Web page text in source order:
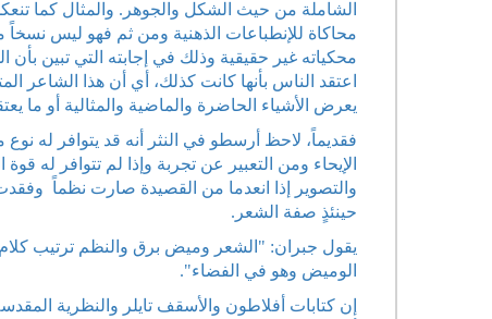
الشاملة من حيث الشكل والجوهر. والمثال كما
محاكاة للإنطباعات الذهنية ومن ثم فهو ليس نسخاً
محكياته غير حقيقية وذلك في إجابته التي تبين بأن
اعتقد الناس بأنها كانت كذلك، أي أن هذا الشاعر
يعرض الأشياء الحاضرة والماضية والمثالية أو ما
فقديماً، لاحظ أرسطو في النثر أنه قد يتوافر له
الإيحاء ومن التعبير عن تجربة وإذا لم تتوافر له
والتصوير إذا انعدما من القصيدة صارت نظماً
حينئذٍ صفة الشعر.
يقول جبران: "الشعر وميض برق والنظم ترتيب
الوميض وهو في الفضاء".